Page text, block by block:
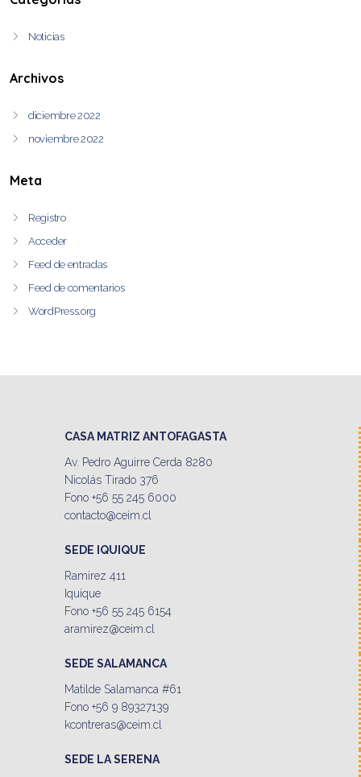
Noticias
Archivos
diciembre 2022
noviembre 2022
Meta
Registro
Acceder
Feed de entradas
Feed de comentarios
WordPress.org
CASA MATRIZ ANTOFAGASTA
Av. Pedro Aguirre Cerda 8280
Nicolás Tirado 376
Fono +56 55 245 6000
contacto@ceim.cl
SEDE IQUIQUE
Ramirez 411
Iquique
Fono +56 55 245 6154
aramirez@ceim.cl
SEDE SALAMANCA
Matilde Salamanca #61
Fono +56 9 89327139
kcontreras@ceim.cl
SEDE LA SERENA